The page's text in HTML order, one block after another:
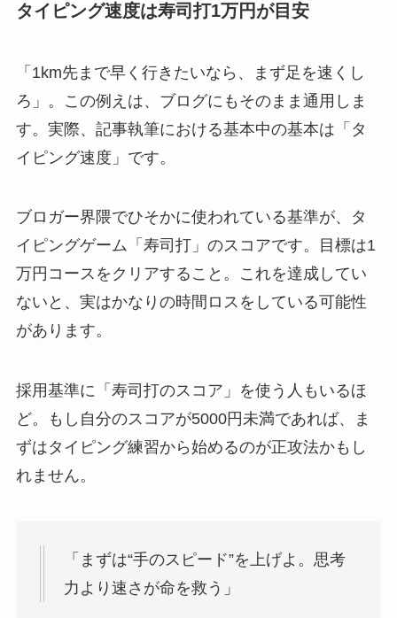
タイピング速度は寿司打1万円が目安
「1km先まで早く行きたいなら、まず足を速くし
ろ」。この例えは、ブログにもそのまま通用しま
す。実際、記事執筆における基本中の基本は「タ
イピング速度」です。
ブロガー界隈でひそかに使われている基準が、タ
イピングゲーム「寿司打」のスコアです。目標は1
万円コースをクリアすること。これを達成してい
ないと、実はかなりの時間ロスをしている可能性
があります。
採用基準に「寿司打のスコア」を使う人もいるほ
ど。もし自分のスコアが5000円未満であれば、ま
ずはタイピング練習から始めるのが正攻法かもし
れません。
「まずは“手のスピード”を上げよ。思考
力より速さが命を救う」